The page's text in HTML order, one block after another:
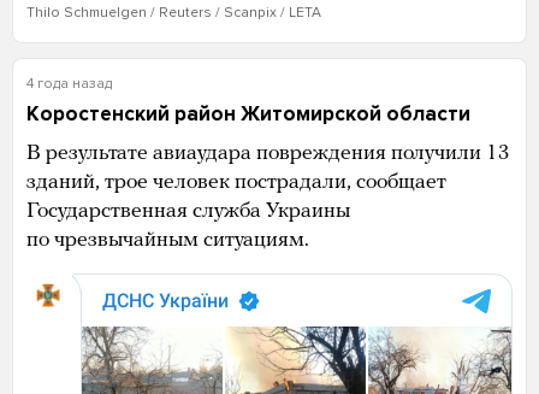
Thilo Schmuelgen / Reuters / Scanpix / LETA
4 года назад
Коростенский район Житомирской области
В результате авиаудара повреждения получили 13
зданий, трое человек пострадали, сообщает
Государственная служба Украины
по чрезвычайным ситуациям.